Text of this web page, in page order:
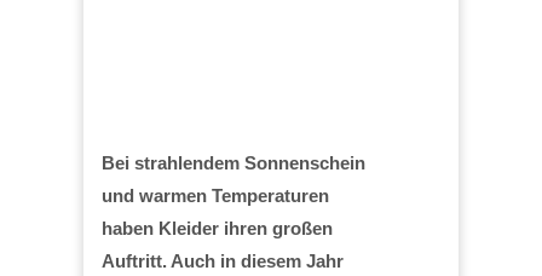
Bei strahlendem Sonnenschein
und warmen Temperaturen
haben Kleider ihren großen
Auftritt. Auch in diesem Jahr